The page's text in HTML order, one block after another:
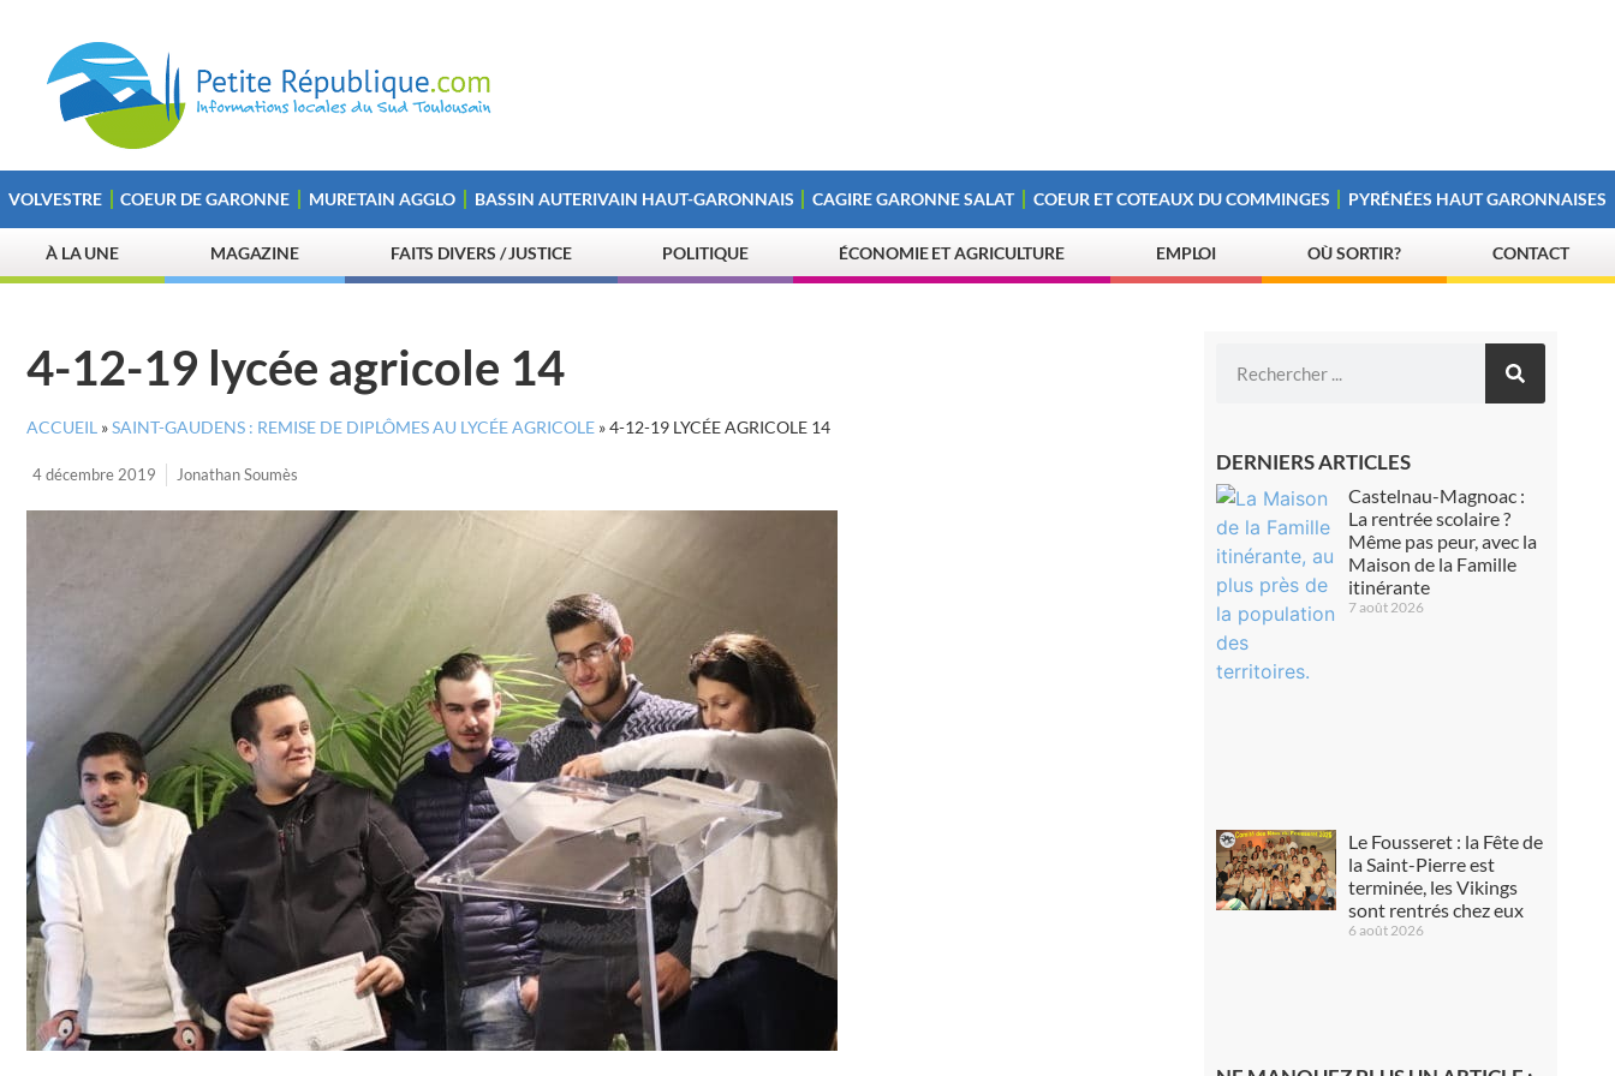
VOLVESTRE COEUR DE GARONNE MURETAIN AGGLO BASSIN AUTERIVAIN HAUT-GARONNAIS CAGIRE GARONNE SALAT COEUR ET COTEAUX DU COMMINGES PYRÉNÉES HAUT GARONNAISES
À LA UNE MAGAZINE FAITS DIVERS / JUSTICE POLITIQUE ÉCONOMIE ET AGRICULTURE EMPLOI OÙ SORTIR? CONTACT
4-12-19 lycée agricole 14
ACCUEIL »SAINT-GAUDENS : REMISE DE DIPLÔMES AU LYCÉE AGRICOLE »4-12-19 LYCÉE AGRICOLE 14
4 décembre 2019 Jonathan Soumès DERNIERS ARTICLES
Castelnau-Magnoac :
La rentrée scolaire ?
Même pas peur, avec la
Maison de la Famille
itinérante
7 août 2026
Le Fousseret : la Fête de
la Saint-Pierre est
terminée, les Vikings
sont rentrés chez eux
6 août 2026